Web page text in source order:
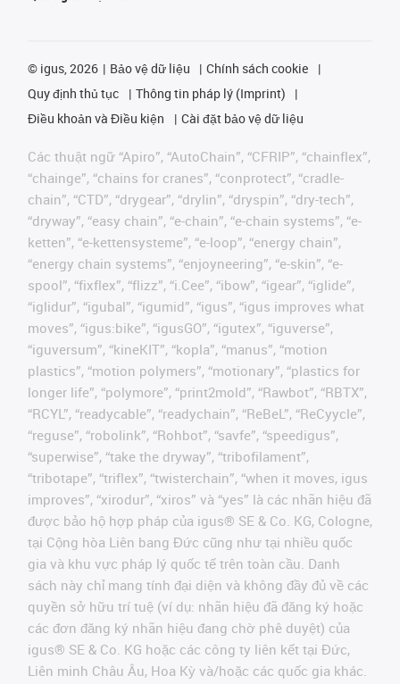
© igus, 2026 Bảo vệ dữ liệu
Chính sách cookie
Quy định thủ tục
Thông tin pháp lý (Imprint)
Điều khoản và Điều kiện
Cài đặt bảo vệ dữ liệu
Các thuật ngữ “Apiro”, “AutoChain”, “CFRIP”, “chainflex”,
“chainge”, “chains for cranes”, “conprotect”, “cradle-
chain”, “CTD”, “drygear”, “drylin”, “dryspin”, “dry-tech”,
“dryway”, “easy chain”, “e-chain”, “e-chain systems”, “e-
ketten”, “e-kettensysteme”, “e-loop”, “energy chain”,
“energy chain systems”, “enjoyneering”, “e-skin”, “e-
spool”, “fixflex”, “flizz”, “i.Cee”, “ibow”, “igear”, “iglide”,
“iglidur”, “igubal”, “igumid”, “igus”, “igus improves what
moves”, “igus:bike”, “igusGO”, “igutex”, “iguverse”,
“iguversum”, “kineKIT”, “kopla”, “manus”, “motion
plastics”, “motion polymers”, “motionary”, “plastics for
longer life”, “polymore”, “print2mold”, “Rawbot”, “RBTX”,
“RCYL”, “readycable”, “readychain”, “ReBeL”, “ReCyycle”,
“reguse”, “robolink”, “Rohbot”, “savfe”, “speedigus”,
“superwise”, “take the dryway”, “tribofilament”,
“tribotape”, “triflex”, “twisterchain”, “when it moves, igus
improves”, “xirodur”, “xiros” và “yes” là các nhãn hiệu đã
được bảo hộ hợp pháp của igus® SE & Co. KG, Cologne,
tại Cộng hòa Liên bang Đức cũng như tại nhiều quốc
gia và khu vực pháp lý quốc tế trên toàn cầu. Danh
sách này chỉ mang tính đại diện và không đầy đủ về các
quyền sở hữu trí tuệ (ví dụ: nhãn hiệu đã đăng ký hoặc
các đơn đăng ký nhãn hiệu đang chờ phê duyệt) của
igus® SE & Co. KG hoặc các công ty liên kết tại Đức,
Liên minh Châu Âu, Hoa Kỳ và/hoặc các quốc gia khác.